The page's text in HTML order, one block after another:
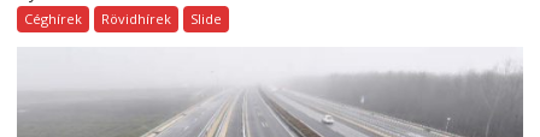
Céghírek Rövidhírek Slide